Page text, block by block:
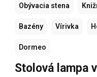
Obývacia stena
Bazény Vírivka
Dormeo
Stolová lampa